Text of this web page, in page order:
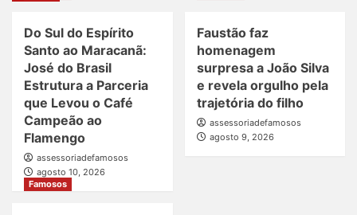
Do Sul do Espírito
Santo ao Maracanã:
José do Brasil
Estrutura a Parceria
que Levou o Café
Campeão ao
Flamengo
assessoriadefamosos
agosto 10, 2026
Faustão faz
homenagem
surpresa a João Silva
e revela orgulho pela
trajetória do filho
assessoriadefamosos
agosto 9, 2026
Famosos